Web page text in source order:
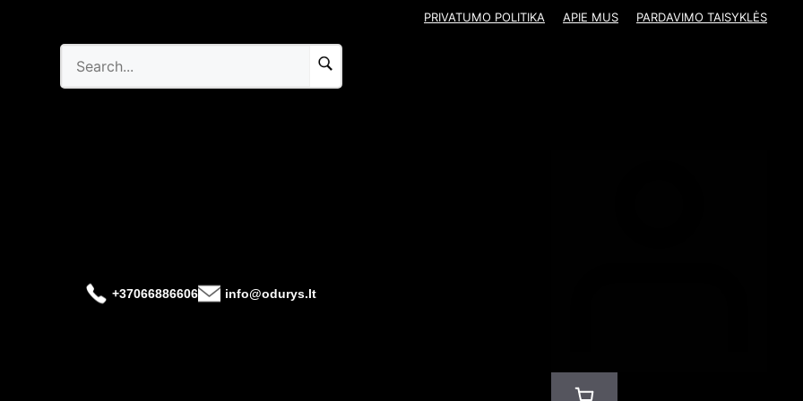
PRIVATUMO POLITIKA APIE MUS PARDAVIMO TAISYKLĖS
+37066886606 info@odurys.lt